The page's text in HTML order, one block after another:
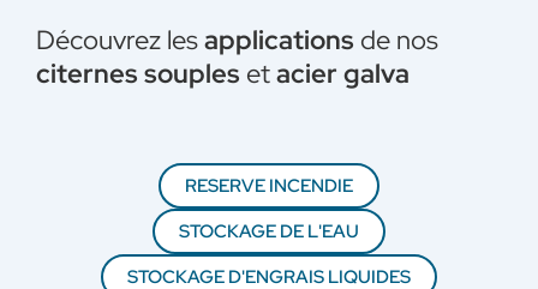
Découvrez lesapplications de nos
citernes souples etacier galva
RESERVE INCENDIE
STOCKAGE DE L'EAU
STOCKAGE D'ENGRAIS LIQUIDES